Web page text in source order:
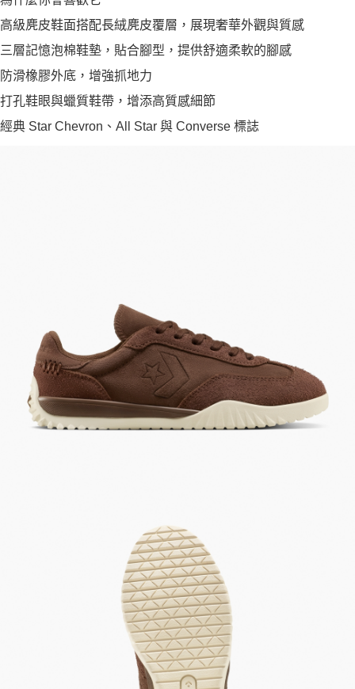
高級麂皮鞋面搭配長絨麂皮覆層，展現奢華外觀與質感
三層記憶泡棉鞋墊，貼合腳型，提供舒適柔軟的腳感
防滑橡膠外底，增強抓地力
打孔鞋眼與蠟質鞋帶，增添高質感細節
經典 Star Chevron、All Star 與 Converse 標誌